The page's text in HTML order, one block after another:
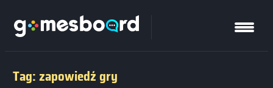
Tag: zapowiedź gry